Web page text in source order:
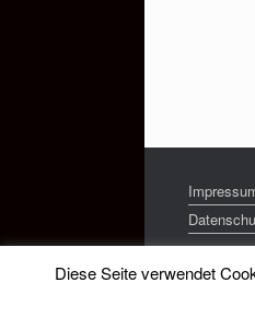
Diese Seite verwendet